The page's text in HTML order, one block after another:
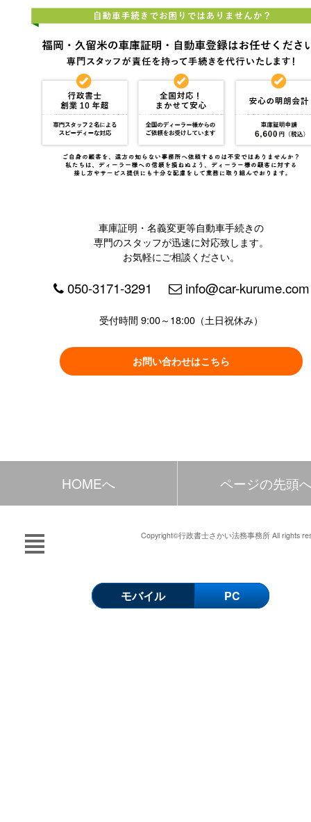
車庫証明・名義変更等自動車手続きの
専門のスタッフが迅速に対応致します。
お気軽にご相談ください。
050-3171-3291 info@car-kurume.com
受付時間 9:00～18:00（土日祝休み）
お問い合わせはこちら
HOMEへ ページの先頭
Copyright©行政書士さかい法務事務所 All rights
モバイル PC